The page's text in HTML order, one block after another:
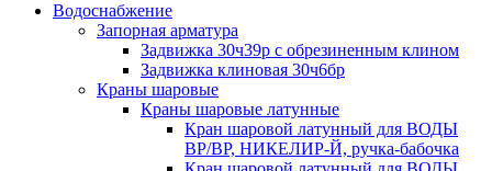
Водоснабжение
Запорная арматура
Задвижка 30ч39р с обрезиненным клином
Задвижка клиновая 30ч6бр
Краны шаровые
Краны шаровые латунные
Кран шаровой латунный для ВОДЫ
ВР/ВР, НИКЕЛИР-Й, ручка-бабочка